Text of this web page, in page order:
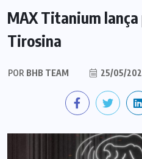
MAX Titanium
Tirosina
POR BHB TEAM 25/05/